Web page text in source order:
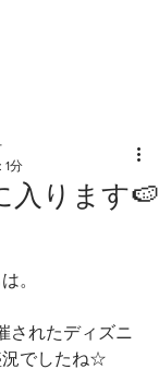
入ります🍉
1分
。
されたディズニ
況でしたね☆